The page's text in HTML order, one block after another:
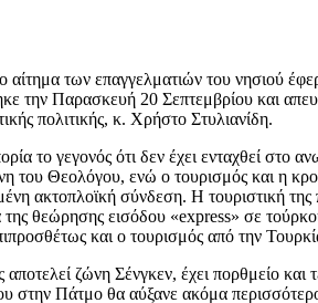
αίτημα των επαγγελματιών του νησιού
Παρασκευή 20 Σεπτεμβρίου και
πολιτικής, κ. Χρήστο Στυλιανίδη.
το γεγονός ότι δεν έχει ενταχθεί
του Θεολόγου, ενώ ο τουρισμός και η
ακτοπλοϊκή σύνδεση. Η τουριστική της
θεώρησης εισόδου «express» σε
επιπροσθέτως και ο τουρισμός από την
ζώνη Σένγκεν, έχει πορθμείο
στην Πάτμο θα αύξανε ακόμα